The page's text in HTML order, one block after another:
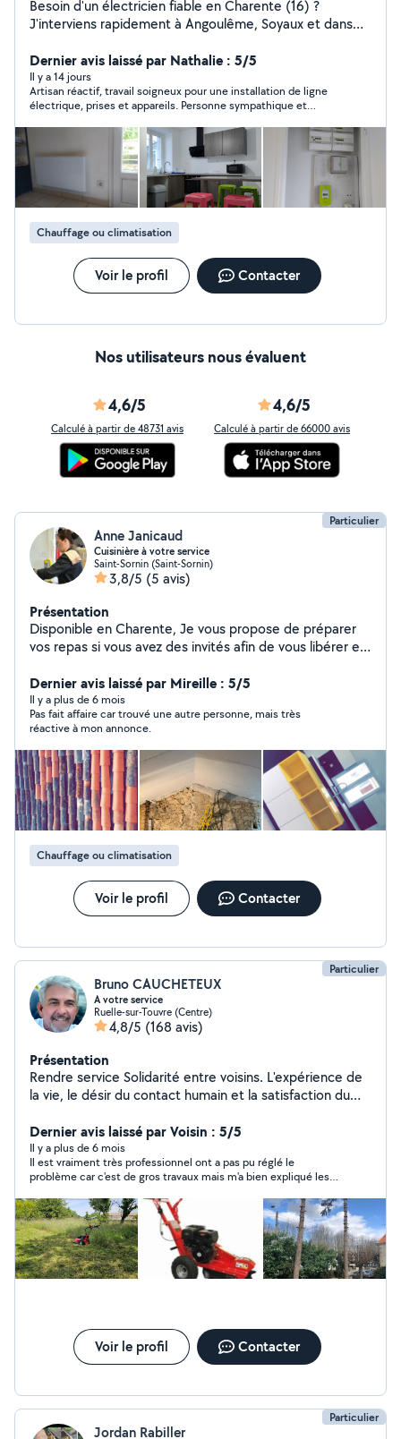
Besoin d'un électricien fiable en Charente (16) ?
J'interviens rapidement à Angoulême, Soyaux et dans
dépannage en urgence, installation de tableaux
électriques, rénovation, mise aux normes et recherche
de pannes. Artisan électricien autoentrepreneur, je vous
propose un service personnalisé, transparent et
efficace. Devis gratuit et intervention rapide. Votre
sécurité et votre satisfaction sont ma priorité.
Contactez-moi dès maintenant pour un dépannage
électrique, une installation ou un conseil ! Assurances
décennale et pro. La pose d'un disjoncteur. L'installation
de prises électriques. La rénovation électrique de votre
habitation ou sa remise aux normes. La maintenance
des équipements électriques. Pose d'un luminaire. Le
tirage de lignes hautes et basses tensions. Je propose
une offre multi-service pour des travaux de plomberies,
Dernier avis laissé par Nathalie : 5/5
Il y a 14 jours
Artisan réactif, travail soigneux pour une installation de ligne
électrique, prises et appareils. Personne sympathique et
Chauffage ou climatisation
Voir le profil Contacter
Nos utilisateurs nous évaluent
4,6/5
Calculé à partir de 48731 avis
4,6/5
Calculé à partir de 66000 avis
Particulier
Anne Janicaud
Cuisinière à votre service
Saint-Sornin (Saint-Sornin)
3,8/5 (5 avis)
Présentation
Disponible en Charente, Je vous propose de préparer
vos repas si vous avez des invités afin de vous libérer et
côté. Également possibilité de réaliser un buffet chaud
Dernier avis laissé par Mireille : 5/5
Il y a plus de 6 mois
Pas fait affaire car trouvé une autre personne, mais très
réactive à mon annonce.
Chauffage ou climatisation
Voir le profil Contacter
Particulier
Bruno CAUCHETEUX
A votre service
Ruelle-sur-Touvre (Centre)
4,8/5 (168 avis)
Présentation
Rendre service Solidarité entre voisins. L'expérience de
la vie, le désir du contact humain et la satisfaction du
dire gratuité.....
Dernier avis laissé par Voisin : 5/5
Il y a plus de 6 mois
Il est vraiment très professionnel ont a pas pu réglé le
problème car c'est de gros travaux mais m'a bien expliqué les
utiles pour les prochains problème. Je vous ke recommande
Voir le profil Contacter
Particulier
Jordan Rabiller